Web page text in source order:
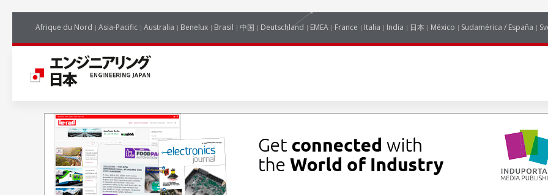
Afrique du Nord Asia-Pacific Australia Benelux Brasil 中国 Deutschland EMEA France Italia India 日本 México Sudamérica / España